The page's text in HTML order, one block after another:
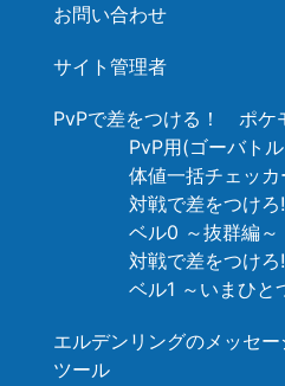
お問い合わせ
サイト管理者
PvPで差をつける！ ポケ
PvP用(ゴーバト
体値一括チェッカ
対戦で差をつけ
ベル0 ～抜群編～
対戦で差をつけ
ベル1 ～いまひと
エルデンリングのメッセ
ツール